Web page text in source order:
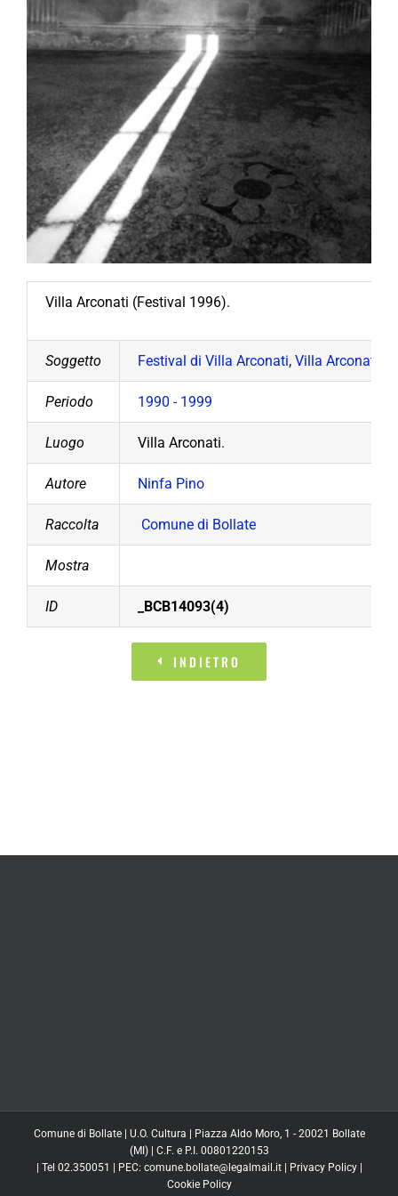
Villa Arconati (Festival 1996).
Soggetto Festival di Villa Arconati, Villa Arconati
Periodo 1990 - 1999
Luogo Villa Arconati.
Autore Ninfa Pino
Raccolta Comune di Bollate
Mostra
ID _BCB14093(4)
INDIETRO
Comune di Bollate | U.O. Cultura | Piazza Aldo Moro, 1 - 20021 Bollate
(MI) | C.F. e P.I. 00801220153
| Tel 02.350051 | PEC: comune.bollate@legalmail.it | Privacy Policy|
Cookie Policy